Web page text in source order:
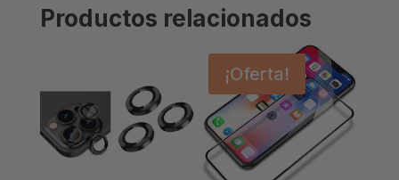
Productos relacionados
¡Oferta!